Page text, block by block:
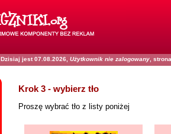
Dzisiaj jest 07.08.2026, Użytkownik nie zalogowany ,
Krok 3 - wybierz tło
Proszę wybrać tło z listy poniżej